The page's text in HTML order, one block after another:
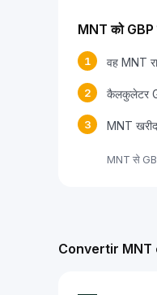
MNT को
1 वह MNT
2 कैलकुलेटर
3 MNT
MNT से
Convertir MNT